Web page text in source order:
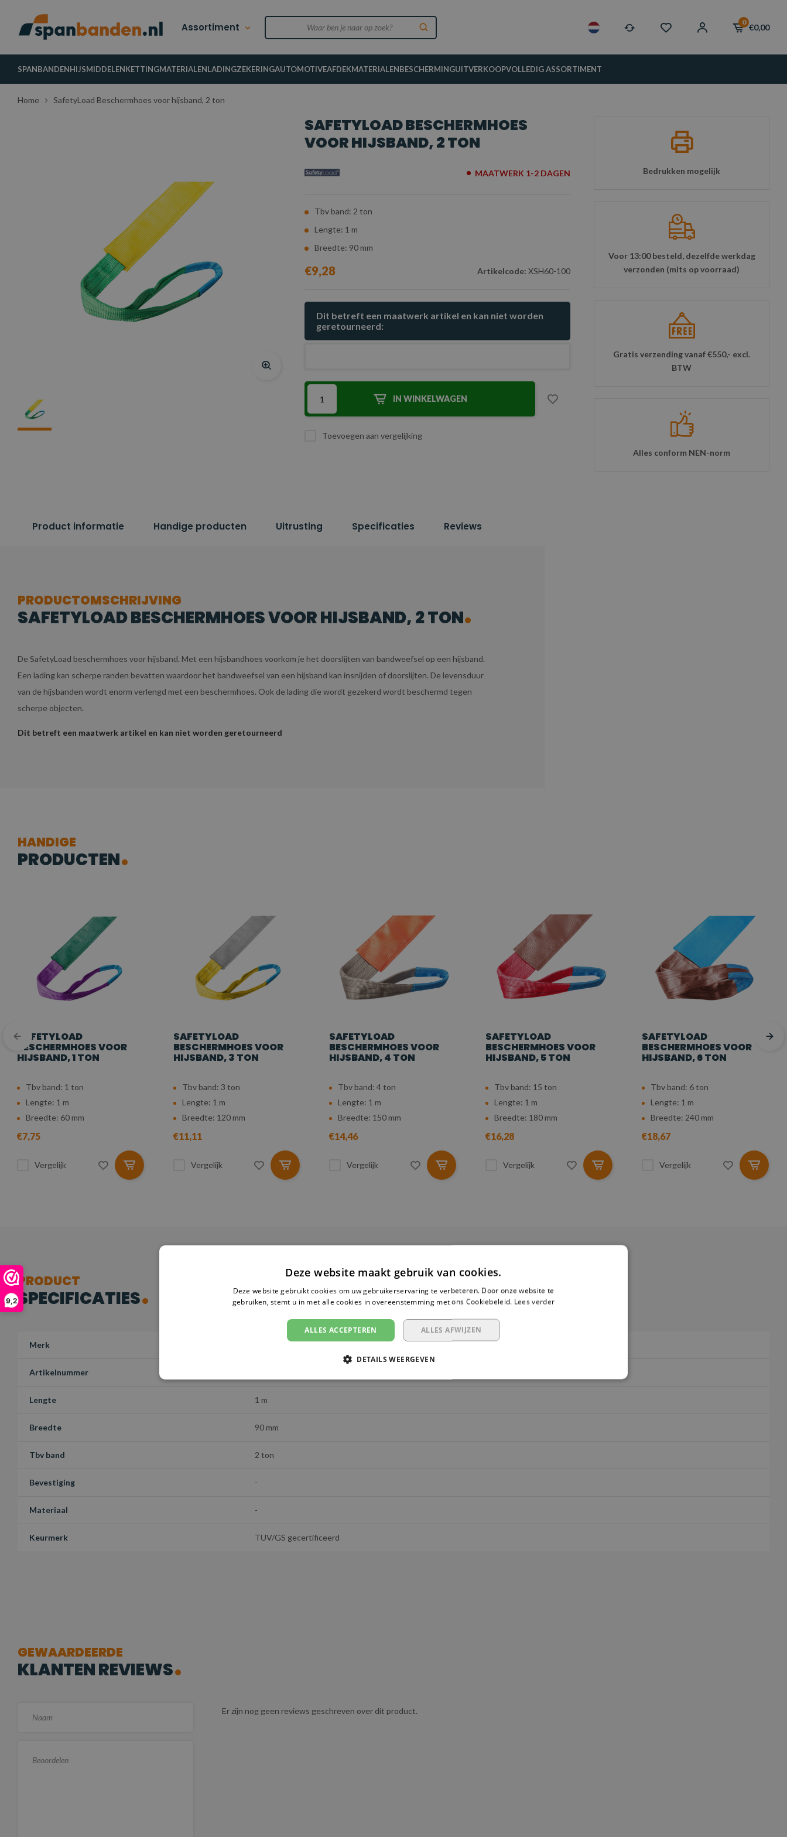
9,2
Assortiment 0
€0,00
SPANBANDENHIJSMIDDELENKETTINGMATERIALENLADINGZEKERINGAUTOMOTIVEAFDEKMATERIALENBESCHERMINGUITVERKOOPVOLLEDIG ASSORTIMENT
Home SafetyLoad Beschermhoes voor hijsband, 2 ton
SAFETYLOAD BESCHERMHOES
VOOR HIJSBAND, 2 TON
MAATWERK 1-2 DAGEN
Tbv band: 2 ton
Lengte: 1 m
Breedte: 90 mm
€9,28 Artikelcode: XSH60-100
Dit betreft een maatwerk artikel en kan niet worden
geretourneerd:
IN WINKELWAGEN
Toevoegen aan vergelijking
Bedrukken mogelijk
Voor 13:00 besteld, dezelfde werkdag
verzonden (mits op voorraad)
Gratis verzending vanaf €550,- excl.
BTW
Alles conform NEN-norm
Product informatie Handige producten Uitrusting Specificaties Reviews
PRODUCTOMSCHRIJVING
SAFETYLOAD BESCHERMHOES VOOR HIJSBAND, 2 TON
De SafetyLoad beschermhoes voor hijsband. Met een hijsbandhoes voorkom je het doorslijten van bandweefsel op een hijsband.
Een lading kan scherpe randen bevatten waardoor het bandweefsel van een hijsband kan insnijden of doorslijten. De levensduur
van de hijsbanden wordt enorm verlengd met een beschermhoes. Ook de lading die wordt gezekerd wordt beschermd tegen
scherpe objecten.
Dit betreft een maatwerk artikel en kan niet worden geretourneerd
HANDIGE
PRODUCTEN
SAFETYLOAD
BESCHERMHOES VOOR
HIJSBAND, 1 TON
Tbv band: 1 ton
Lengte: 1 m
Breedte: 60 mm
€7,75
Vergelijk
SAFETYLOAD
BESCHERMHOES VOOR
HIJSBAND, 3 TON
Tbv band: 3 ton
Lengte: 1 m
Breedte: 120 mm
€11,11
Vergelijk
SAFETYLOAD
BESCHERMHOES VOOR
HIJSBAND, 4 TON
Tbv band: 4 ton
Lengte: 1 m
Breedte: 150 mm
€14,46
Vergelijk
SAFETYLOAD
BESCHERMHOES VOOR
HIJSBAND, 5 TON
Tbv band: 15 ton
Lengte: 1 m
Breedte: 180 mm
€16,28
Vergelijk
SAFETYLOAD
BESCHERMHOES VOOR
HIJSBAND, 6 TON
Tbv band: 6 ton
Lengte: 1 m
Breedte: 240 mm
€18,67
Vergelijk
PRODUCT
SPECIFICATIES
Merk SafetyLoad
Artikelnummer
Lengte 1 m
Breedte 90 mm
Tbv band 2 ton
Bevestiging -
Materiaal -
Keurmerk TUV/GS gecertificeerd
GEWAARDEERDE
KLANTEN REVIEWS
Er zijn nog geen reviews geschreven over dit product.
Deze website maakt gebruik van cookies.
Deze website gebruikt cookies om uw gebruikerservaring te verbeteren. Door onze website te
gebruiken, stemt u in met alle cookies in overeenstemming met ons Cookiebeleid. Lees verder
ALLES ACCEPTEREN ALLES AFWIJZEN
DETAILS WEERGEVEN